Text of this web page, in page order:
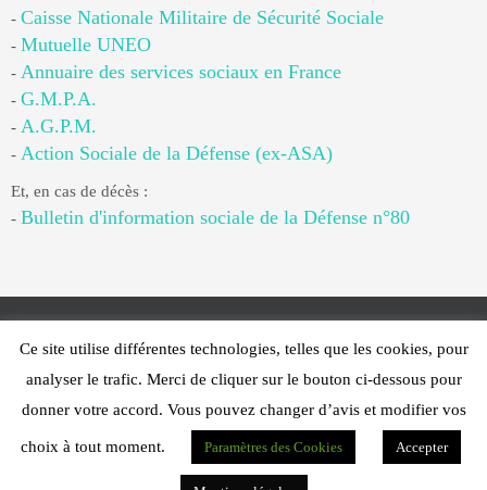
- Caisse Nationale Militaire de Sécurité Sociale
- Mutuelle UNEO
- Annuaire des services sociaux en France
- G.M.P.A.
- A.G.P.M.
- Action Sociale de la Défense (ex-ASA)
Et, en cas de décès :
- Bulletin d'information sociale de la Défense n°80
Web Design - PFS Concept Toulon - © 2025
Fonctionne avec Nirvana WordPress.
Ce site utilise différentes technologies, telles que les cookies, pour
analyser le trafic. Merci de cliquer sur le bouton ci-dessous pour
donner votre accord. Vous pouvez changer d’avis et modifier vos
choix à tout moment. Paramètres des Cookies Accepter